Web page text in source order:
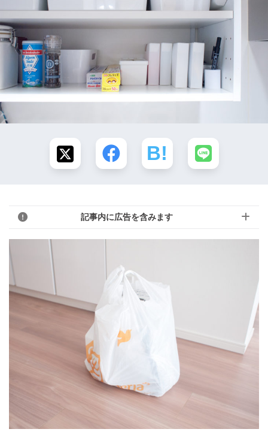
記事内に広告を含みます